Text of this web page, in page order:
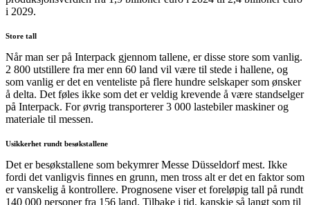
i 2029.
Store tall
Når man ser på Interpack gjennom tallene, er disse store som vanlig.
2 800 utstillere fra mer enn 60 land vil være til stede i hallene, og
som vanlig er det en venteliste på flere hundre selskaper som ønsker
å delta. Det føles ikke som det er veldig krevende å være standselger
på Interpack. For øvrig transporterer 3 000 lastebiler maskiner og
materiale til messen.
Usikkerhet rundt besøkstallene
Det er besøkstallene som bekymrer Messe Düsseldorf mest. Ikke
fordi det vanligvis finnes en grunn, men tross alt er det en faktor som
er vanskelig å kontrollere. Prognosene viser et foreløpig tall på rundt
140 000 personer fra 156 land. Tilbake i tid, kanskje så langt som til